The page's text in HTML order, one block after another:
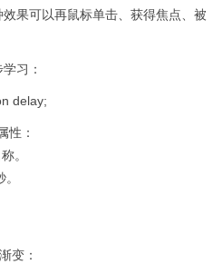
果可以再鼠标单击、获得焦点、被
习：
delay;
性：
。
变：